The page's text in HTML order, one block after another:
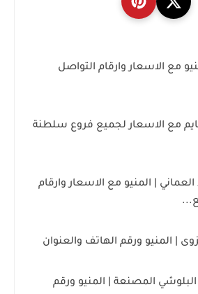
مع الاسعار وارقام التواصل
مع الاسعار لجميع فروع سلطنة
| المنيو مع الاسعار وارقام
| المنيو ورقم الهاتف والعنوان
المصنعة | المنيو ورقم